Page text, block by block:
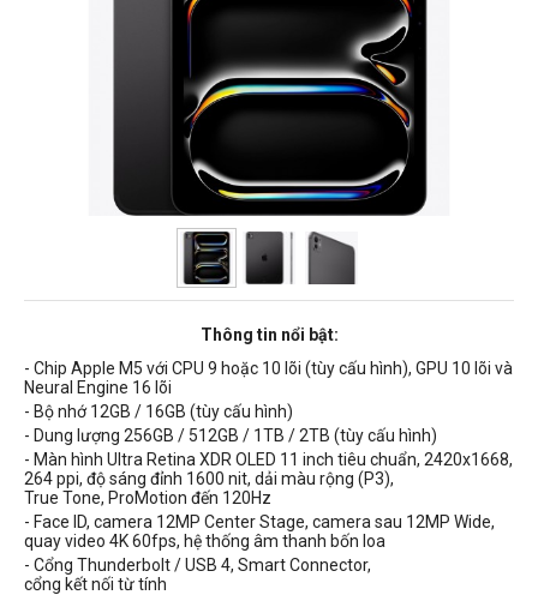
Thông tin nổi bật:
- Chip Apple M5 với CPU 9 hoặc 10 lõi (tùy cấu hình), GPU 10 lõi và
Neural Engine 16 lõi
- Bộ nhớ 12GB / 16GB (tùy cấu hình)
- Dung lượng 256GB / 512GB / 1TB / 2TB (tùy cấu hình)
- Màn hình Ultra Retina XDR OLED 11 inch tiêu chuẩn, 2420x1668,
264 ppi, độ sáng đỉnh 1600 nit, dải màu rộng (P3),
True Tone, ProMotion đến 120Hz
- Face ID, camera 12MP Center Stage, camera sau 12MP Wide,
quay video 4K60fps, hệ thống âm thanh bốn loa
- Cổng Thunderbolt / USB 4, Smart Connector,
cổng kết nối từ tính